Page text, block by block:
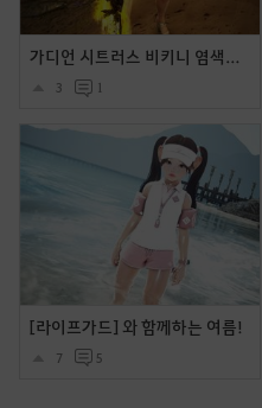
3 1
[라이프가드] 와 함께하는 여름!
7 5